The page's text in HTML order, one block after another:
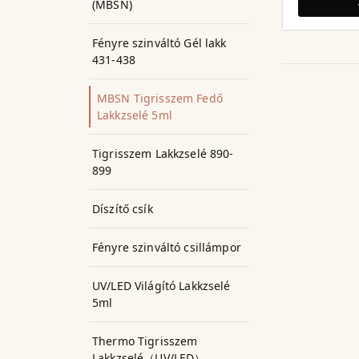
(MBSN)
Fényre szinváltó Gél lakk
431-438
MBSN Tigrisszem Fedő
Lakkzselé 5ml
Tigrisszem Lakkzselé 890-
899
Díszítő csík
Fényre szinváltó csillámpor
UV/LED Világító Lakkzselé
5ml
Thermo Tigrisszem